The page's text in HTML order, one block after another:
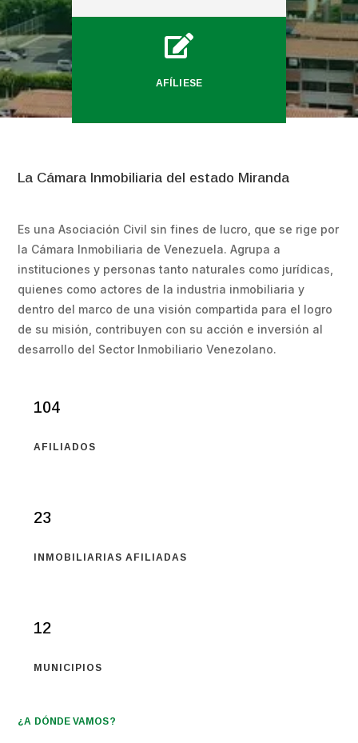

AFÍLIESE
La Cámara Inmobiliaria del estado Miranda
Es una Asociación Civil sin fines de lucro, que se rige por
la Cámara Inmobiliaria de Venezuela. Agrupa a
instituciones y personas tanto naturales como jurídicas,
quienes como actores de la industria inmobiliaria y
dentro del marco de una visión compartida para el logro
de su misión, contribuyen con su acción e inversión al
desarrollo del Sector Inmobiliario Venezolano.
104
AFILIADOS
23
INMOBILIARIAS AFILIADAS
12
MUNICIPIOS
¿A DÓNDE VAMOS?